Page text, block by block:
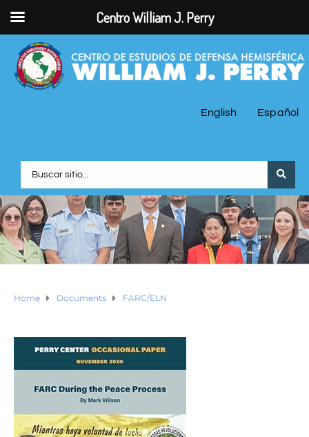
English Español
Home Documents FARC/ELN
Centro William J. Perry